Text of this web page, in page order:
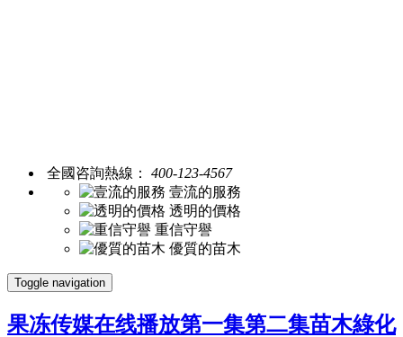
全國咨詢熱線： 400-123-4567
壹流的服務
透明的價格
重信守譽
優質的苗木
Toggle navigation
果冻传媒在线播放第一集第二集苗木綠化